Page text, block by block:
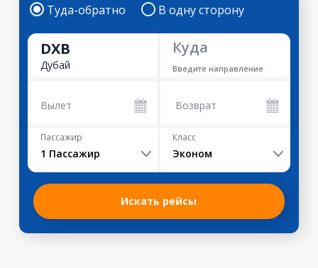
Туда-обратно В одну сторону
DXB
Дубай
Куда
Введите направление
Вылет Возврат
Пассажир
1 Пассажир
Класс
Эконом
Искать рейсы